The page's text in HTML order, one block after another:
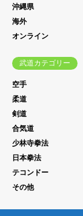
沖縄県
海外
オンライン
武道カテゴリー
空手
柔道
剣道
合気道
少林寺拳法
日本拳法
テコンドー
その他